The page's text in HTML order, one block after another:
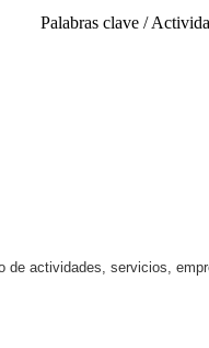
Palabras clave /
de actividades, servicios,